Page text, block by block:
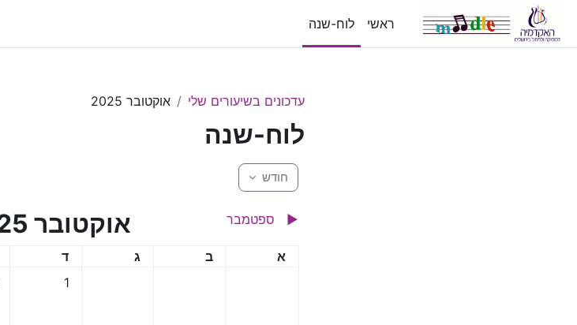
דילוג לתוכן הראשי
ראשי
לוח-שנה
עדכונים בשיעורים שלי אוקטובר 2025
לוח-שנה
חודש
▶︎ ספטמבר אוקטובר 2025
ראשון
א שני
ב שלישי
ג רביעי
ד
אין אירועים, 1/10/2025
1